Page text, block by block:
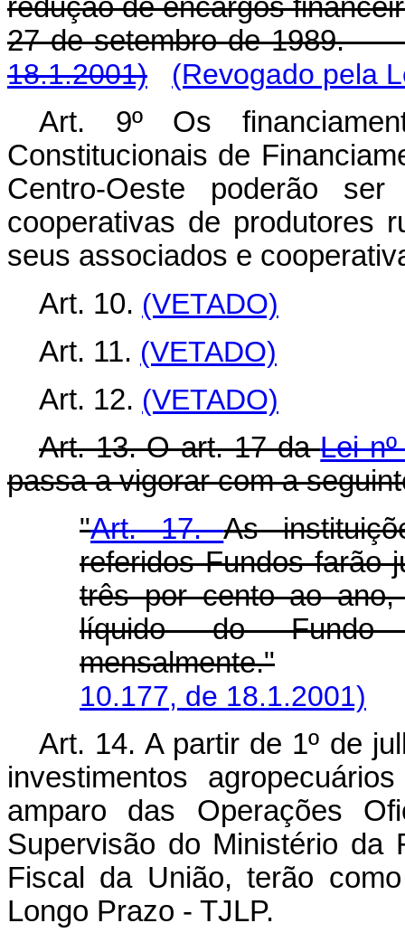
redução de encargos
27 de setembro de
18.1.2001)
(Revogado pela
Art. 9º Os
Constitucionais de
Centro-Oeste poderão
cooperativas de produtores
seus associados e
Art. 10. (VETADO)
Art. 11. (VETADO)
Art. 12. (VETADO)
Art. 13. O art. 17 daLei
passa a vigorar com a
"Art. 17.As
referidos Fundos farão
três por cento ao ano,
líquido do Fundo
mensalmente."
10.177, de 18.1.2001)
Art. 14. A partir de 1º de
investimentos
amparo das Operações
Supervisão do Ministério da
Fiscal da União, terão
Longo Prazo - TJLP.